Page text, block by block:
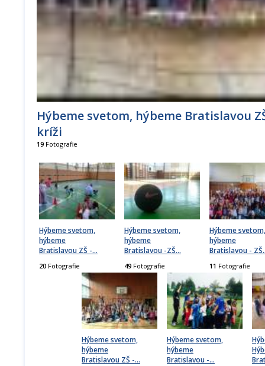
Hýbeme svetom, hýbeme Bratislavou
kríži
19 Fotografie
Hýbeme svetom,
hýbeme
Bratislavou ZŠ -…
20Fotografie
Hýbeme svetom,
hýbeme
Bratislavou -ZŠ…
49Fotografie
Hýbeme svetom,
hýbeme
Bratislavou - ZŠ
11 Fotografie
Hýbeme svetom,
hýbeme
Bratislavou ZŠ -…
Hýbeme svetom,
hýbeme
Bratislavou -…